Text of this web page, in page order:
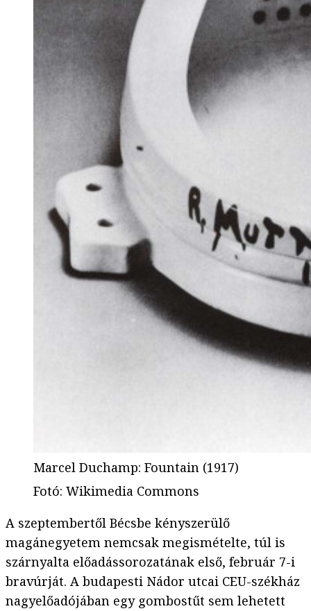
Marcel Duchamp: Fountain (1917)
Fotó: Wikimedia Commons
A szeptembertől Bécsbe kényszerülő
magánegyetem nemcsak megismételte, túl is
szárnyalta előadássorozatának első, február 7-i
bravúrját. A budapesti Nádor utcai CEU-székház
nagyelőadójában egy gombostűt sem lehetett